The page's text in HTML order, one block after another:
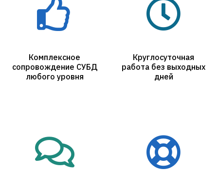
Комплексное
сопровождение СУБД
любого уровня
Круглосуточная
работа без выходных
дней